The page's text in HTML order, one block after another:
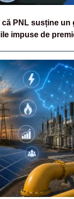
că PNL susține un
impuse de